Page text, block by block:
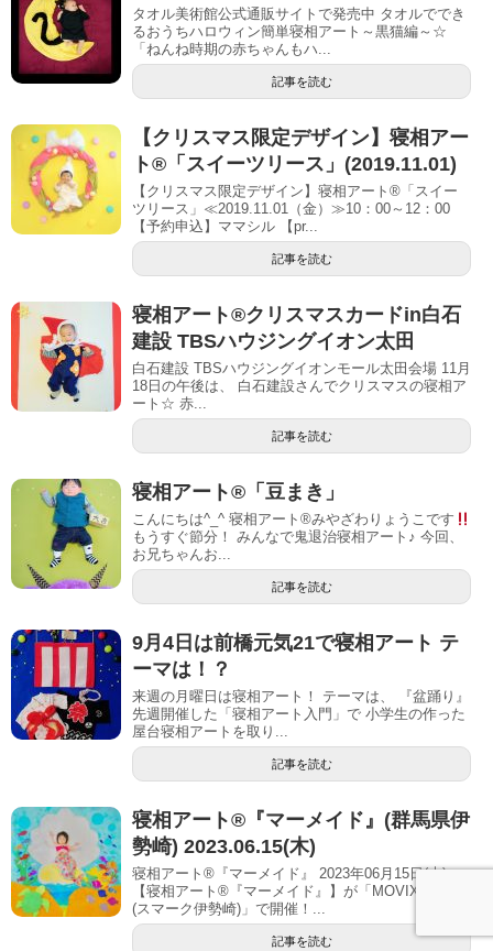
タオル美術館公式通販サイトで発売中 タオルででき
るおうちハロウィン簡単寝相アート～黒猫編～☆
「ねんね時期の赤ちゃんもハ...
記事を読む
【クリスマス限定デザイン】寝相アー
ト®「スイーツリース」(2019.11.01)
【クリスマス限定デザイン】寝相アート®「スイー
ツリース」≪2019.11.01（金）≫10：00～12：00
【予約申込】ママシル 【pr...
記事を読む
寝相アート®︎クリスマスカードin白石
建設 TBSハウジングイオン太田
白石建設 TBSハウジングイオンモール太田会場 11月
18日の午後は、 白石建設さんでクリスマスの寝相ア
ート☆ 赤...
記事を読む
寝相アート®︎「豆まき」
こんにちは^_^ 寝相アート®︎みやざわりょうこです
もうすぐ節分！ みんなで鬼退治寝相アート♪ 今回、
お兄ちゃんお...
記事を読む
9月4日は前橋元気21で寝相アート テ
ーマは！？
​​ 来週の月曜日は寝相アート！ テーマは、 『盆踊り』
先週開催した「寝相アート入門」で 小学生の作った
屋台寝相アートを取り...
記事を読む
寝相アート®︎『マーメイド』(群馬県伊
勢崎) 2023.06.15(木)
寝相アート®『マーメイド』 2023年06月15日(木)
【寝相アート®︎『マーメイド』】が「MOVIX伊勢崎
(スマーク伊勢崎)」で開催！...
記事を読む